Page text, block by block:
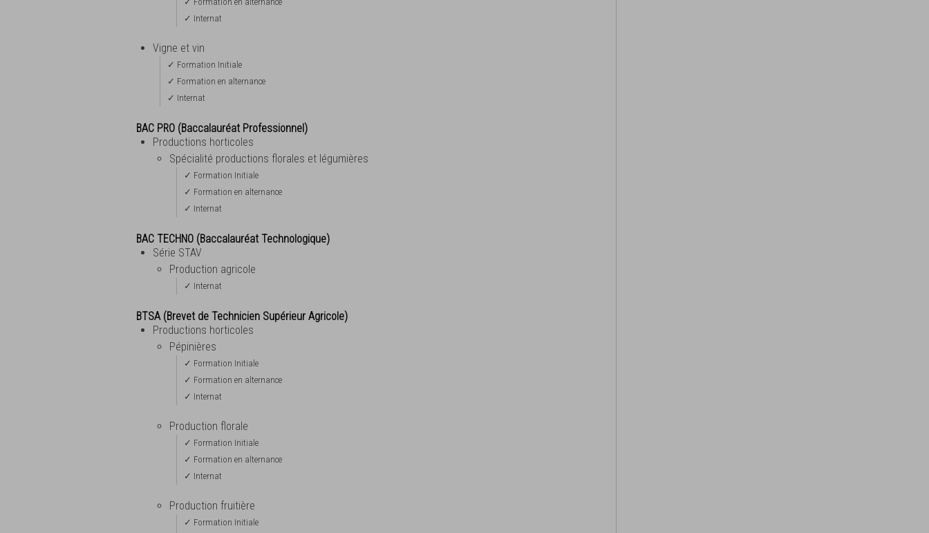
✓ Internat
Vigne et vin
✓ Formation Initiale
✓ Formation en alternance
✓ Internat
BAC PRO (Baccalauréat Professionnel)
Productions horticoles
Spécialité productions florales et légumières
✓ Formation Initiale
✓ Formation en alternance
✓ Internat
BAC TECHNO (Baccalauréat Technologique)
Série STAV
Production agricole
✓ Internat
BTSA (Brevet de Technicien Supérieur Agricole)
Productions horticoles
Pépinières
✓ Formation Initiale
✓ Formation en alternance
✓ Internat
Production florale
✓ Formation Initiale
✓ Formation en alternance
✓ Internat
Production fruitière
✓ Formation Initiale